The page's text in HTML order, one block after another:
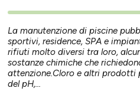
La manutenzione di piscine
sportivi, residence, SPA e
rifiuti molto diversi tra loro,
sostanze chimiche che
attenzione.Cloro e altri prodotti
del pH,...